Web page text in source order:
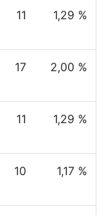
11 1,29 %
17 2,00 %
11 1,29 %
10 1,17 %